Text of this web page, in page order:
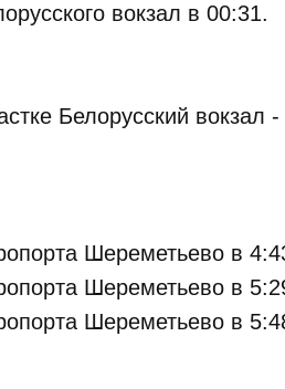
вокзал в 00:31.
Белорусский вокзал
Шереметьево в
Шереметьево в
Шереметьево в